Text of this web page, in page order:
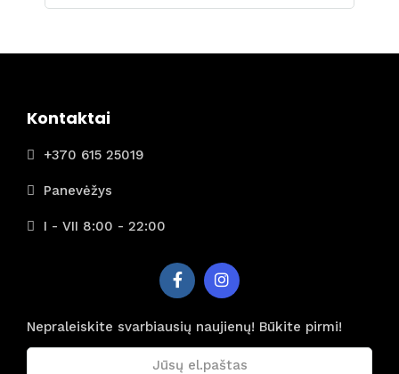
Kontaktai
+370 615 25019
Panevėžys
I - VII 8:00 - 22:00
Nepraleiskite svarbiausių naujienų! Būkite pirmi!